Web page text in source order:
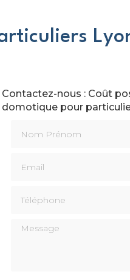
Contactez-nous : Coût
domotique pour
Message